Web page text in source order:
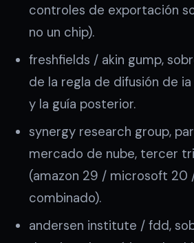
controles de exportación
no un chip).
freshfields / akin gump,
de la regla de difusión de
y la guía posterior.
synergy research group,
mercado de nube, tercer
(amazon 29 / microsoft 20
combinado).
andersen institute / fdd,